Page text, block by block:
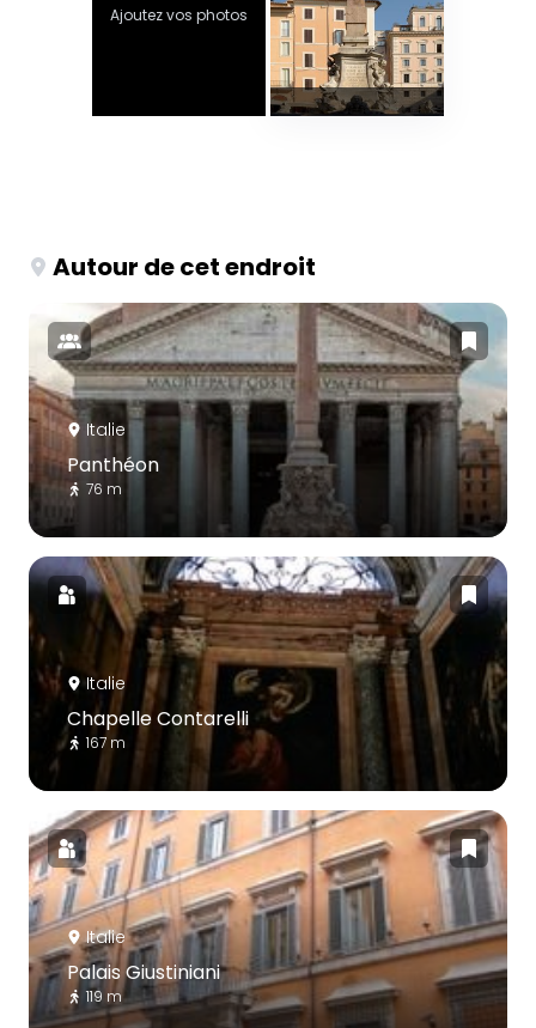
Ajoutez vos photos
Autour de cet endroit
Italie
Panthéon
76 m
Italie
Chapelle Contarelli
167 m
Italie
Palais Giustiniani
119 m